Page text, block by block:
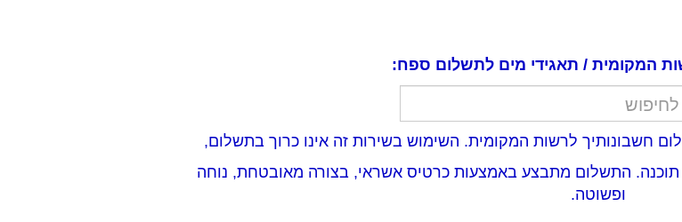
המקומית / תאגידי מים לתשלום ספח:
התשלום מתבצע באמצעות כרטיס אשראי, בצורה מאובטחת, נוחה
ופשוטה.